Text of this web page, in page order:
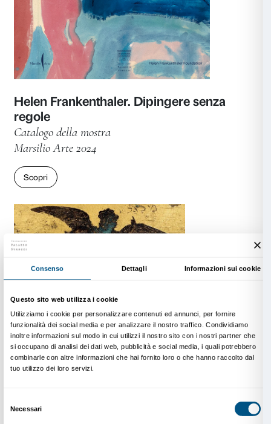
Tracey Emin. Sex and Solitude
Catalogo della mostra
Marsilio Arte 2025
Scopri